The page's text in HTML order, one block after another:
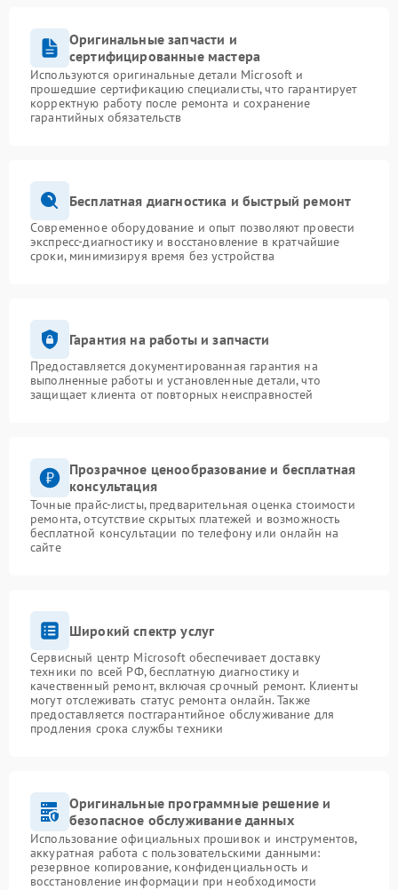
Оригинальные запчасти и
сертифицированные мастера
Используются оригинальные детали Microsoft и
прошедшие сертификацию специалисты, что гарантирует
корректную работу после ремонта и сохранение
гарантийных обязательств
Бесплатная диагностика и быстрый ремонт
Современное оборудование и опыт позволяют провести
экспресс-диагностику и восстановление в кратчайшие
сроки, минимизируя время без устройства
Гарантия на работы и запчасти
Предоставляется документированная гарантия на
выполненные работы и установленные детали, что
защищает клиента от повторных неисправностей
Прозрачное ценообразование и бесплатная
консультация
Точные прайс-листы, предварительная оценка стоимости
ремонта, отсутствие скрытых платежей и возможность
бесплатной консультации по телефону или онлайн на
сайте
Широкий спектр услуг
Сервисный центр Microsoft обеспечивает доставку
техники по всей РФ, бесплатную диагностику и
качественный ремонт, включая срочный ремонт. Клиенты
могут отслеживать статус ремонта онлайн. Также
предоставляется постгарантийное обслуживание для
продления срока службы техники
Оригинальные программные решение и
безопасное обслуживание данных
Использование официальных прошивок и инструментов,
аккуратная работа с пользовательскими данными:
резервное копирование, конфиденциальность и
восстановление информации при необходимости